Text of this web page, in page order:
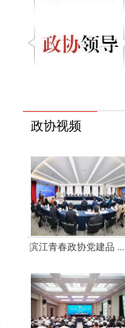
政协视频
滨江青春政协党建品 ...